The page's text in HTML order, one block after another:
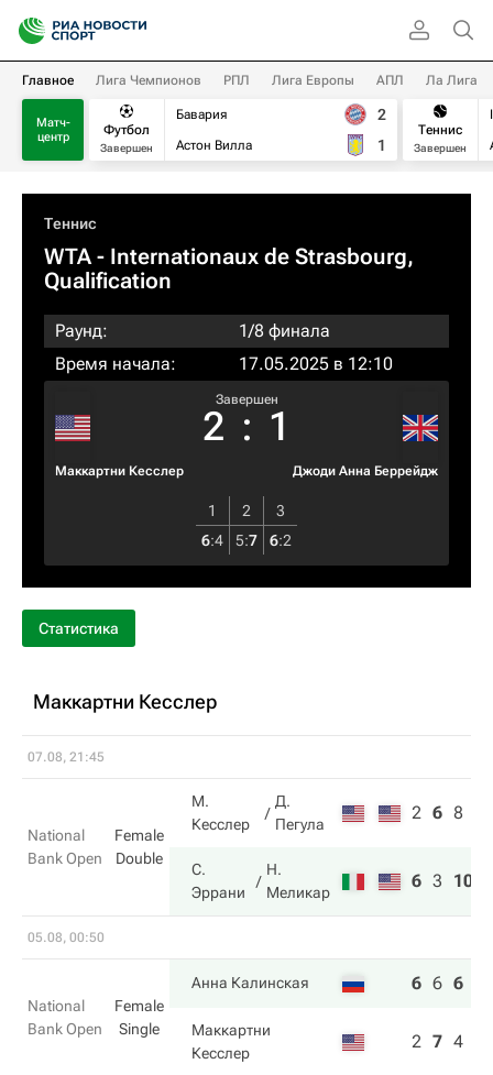
Главное Лига Чемпионов РПЛ Лига Европы АПЛ Ла Лига
Матч-
центр
Футбол
Завершен
Бавария
Астон Вилла
2
1
Теннис
Завершен
Теннис
WTA- Internationaux de Strasbourg,
Qualification
Раунд:
1/8 финала
Время начала:
17.05.2025 в 12:10
Маккартни Кесслер
Завершен
2 : 1
Джоди Анна Беррейдж
1 2
3
6:4 5:7 6:2
Статистика
Маккартни Кесслер
07.08, 21:45
National
Bank Open
Female
Double
М.
Кесслер
Д.
Пегула
2 6 8
С.
Эррани
Н.
Меликар
6 3 10
05.08, 00:50
National
Bank Open
Female
Single
Анна Калинская 6 6 6
Маккартни
Кесслер
2 7 4